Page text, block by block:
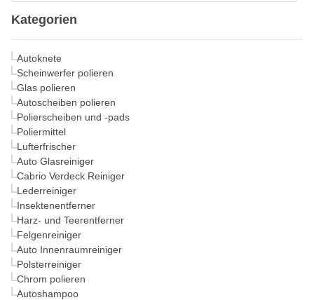
Kategorien
Autoknete
Scheinwerfer polieren
Glas polieren
Autoscheiben polieren
Polierscheiben und -pads
Poliermittel
Lufterfrischer
Auto Glasreiniger
Cabrio Verdeck Reiniger
Lederreiniger
Insektenentferner
Harz- und Teerentferner
Felgenreiniger
Auto Innenraumreiniger
Polsterreiniger
Chrom polieren
Autoshampoo